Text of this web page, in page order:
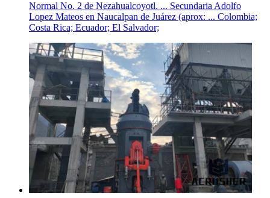
Normal No. 2 de Nezahualcoyotl. ... Secundaria Adolfo
Lopez Mateos en Naucalpan de Juárez (aprox: ... Colombia;
Costa Rica; Ecuador; El Salvador;